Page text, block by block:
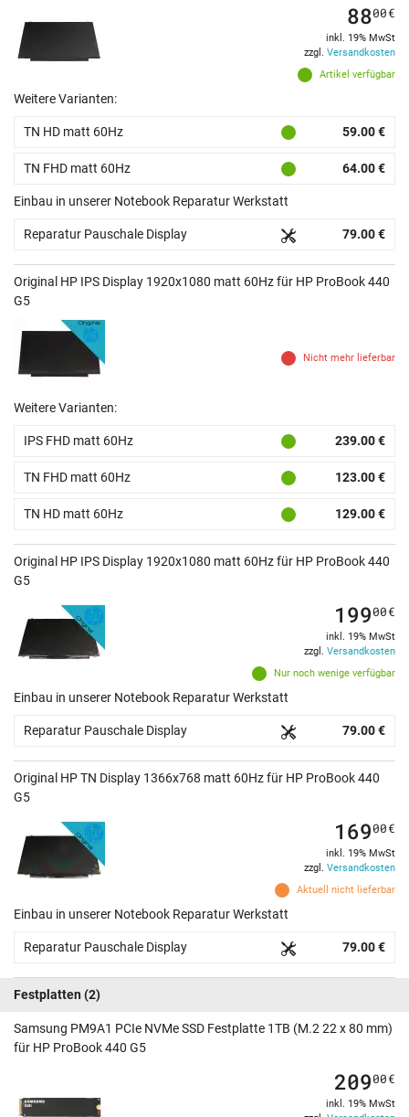
Artikel verfügbar
8800€
inkl. 19% MwSt
zzgl. Versandkosten
Weitere Varianten:
TN HD matt 60Hz 59.00 €
TN FHD matt 60Hz 64.00 €
Einbau in unserer Notebook Reparatur Werkstatt
Reparatur Pauschale Display 79.00 €
Original HP IPS Display 1920x1080 matt 60Hz für HP ProBook 440
G5
Nicht mehr lieferbar
Weitere Varianten:
IPS FHD matt 60Hz 239.00 €
TN FHD matt 60Hz 123.00 €
TN HD matt 60Hz 129.00 €
Original HP IPS Display 1920x1080 matt 60Hz für HP ProBook 440
G5
Nur noch wenige verfügbar
19900€
inkl. 19% MwSt
zzgl. Versandkosten
Einbau in unserer Notebook Reparatur Werkstatt
Reparatur Pauschale Display 79.00 €
Original HP TN Display 1366x768 matt 60Hz für HP ProBook 440
G5
Aktuell nicht lieferbar
16900€
inkl. 19% MwSt
zzgl. Versandkosten
Einbau in unserer Notebook Reparatur Werkstatt
Reparatur Pauschale Display 79.00 €
Festplatten (2)
Samsung PM9A1 PCIe NVMe SSD Festplatte 1TB (M.2 22 x 80 mm)
für HP ProBook 440 G5
20900€
inkl. 19% MwSt